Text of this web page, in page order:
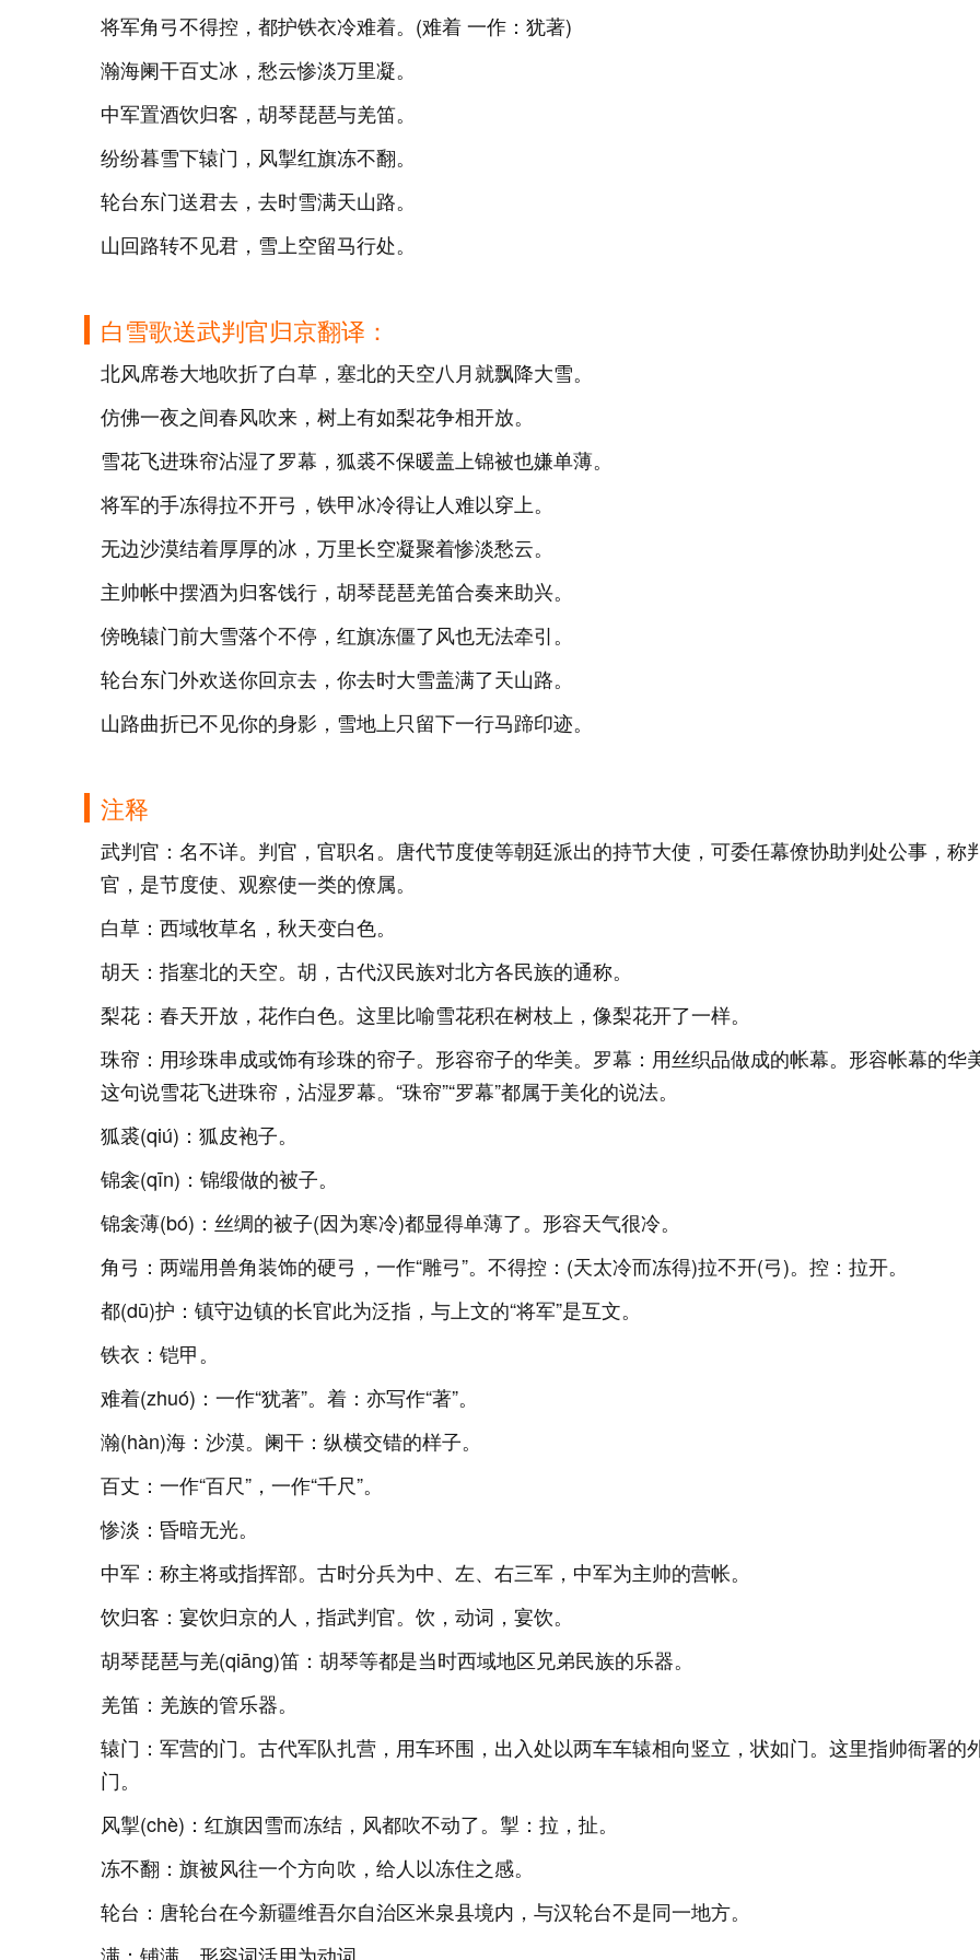
将军角弓不得控，都护铁衣冷难着。(难着 一作：犹著)
瀚海阑干百丈冰，愁云惨淡万里凝。
中军置酒饮归客，胡琴琵琶与羌笛。
纷纷暮雪下辕门，风掣红旗冻不翻。
轮台东门送君去，去时雪满天山路。
山回路转不见君，雪上空留马行处。
白雪歌送武判官归京翻译：
北风席卷大地吹折了白草，塞北的天空八月就飘降大雪。
仿佛一夜之间春风吹来，树上有如梨花争相开放。
雪花飞进珠帘沾湿了罗幕，狐裘不保暖盖上锦被也嫌单薄。
将军的手冻得拉不开弓，铁甲冰冷得让人难以穿上。
无边沙漠结着厚厚的冰，万里长空凝聚着惨淡愁云。
主帅帐中摆酒为归客饯行，胡琴琵琶羌笛合奏来助兴。
傍晚辕门前大雪落个不停，红旗冻僵了风也无法牵引。
轮台东门外欢送你回京去，你去时大雪盖满了天山路。
山路曲折已不见你的身影，雪地上只留下一行马蹄印迹。
注释
武判官：名不详。判官，官职名。唐代节度使等朝廷派出的持节大使，可委任幕僚协助判处公事，称
官，是节度使、观察使一类的僚属。
白草：西域牧草名，秋天变白色。
胡天：指塞北的天空。胡，古代汉民族对北方各民族的通称。
梨花：春天开放，花作白色。这里比喻雪花积在树枝上，像梨花开了一样。
珠帘：用珍珠串成或饰有珍珠的帘子。形容帘子的华美。罗幕：用丝织品做成的帐幕。形容帐幕的华
这句说雪花飞进珠帘，沾湿罗幕。“珠帘”“罗幕”都属于美化的说法。
狐裘(qiú)：狐皮袍子。
锦衾(qīn)：锦缎做的被子。
锦衾薄(bó)：丝绸的被子(因为寒冷)都显得单薄了。形容天气很冷。
角弓：两端用兽角装饰的硬弓，一作“雕弓”。不得控：(天太冷而冻得)拉不开(弓)。控：拉开。
都(dū)护：镇守边镇的长官此为泛指，与上文的“将军”是互文。
铁衣：铠甲。
难着(zhuó)：一作“犹著”。着：亦写作“著”。
瀚(hàn)海：沙漠。阑干：纵横交错的样子。
百丈：一作“百尺”，一作“千尺”。
惨淡：昏暗无光。
中军：称主将或指挥部。古时分兵为中、左、右三军，中军为主帅的营帐。
饮归客：宴饮归京的人，指武判官。饮，动词，宴饮。
胡琴琵琶与羌(qiāng)笛：胡琴等都是当时西域地区兄弟民族的乐器。
羌笛：羌族的管乐器。
辕门：军营的门。古代军队扎营，用车环围，出入处以两车车辕相向竖立，状如门。这里指帅衙署的
门。
风掣(chè)：红旗因雪而冻结，风都吹不动了。掣：拉，扯。
冻不翻：旗被风往一个方向吹，给人以冻住之感。
轮台：唐轮台在今新疆维吾尔自治区米泉县境内，与汉轮台不是同一地方。